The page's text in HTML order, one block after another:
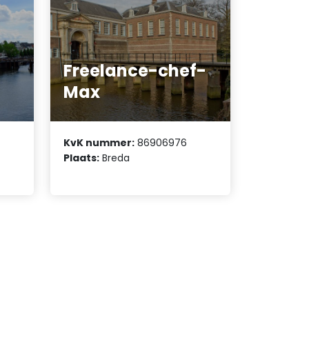
Freelance-chef-
Max
KvK nummer: 86906976
Plaats: Breda